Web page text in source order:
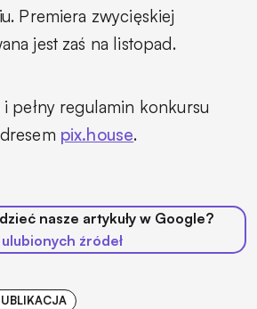
Premiera zwycięskiej
jest zaś na listopad.
pełny regulamin konkursu
pix.house.
nasze artykuły w Google?
źródeł